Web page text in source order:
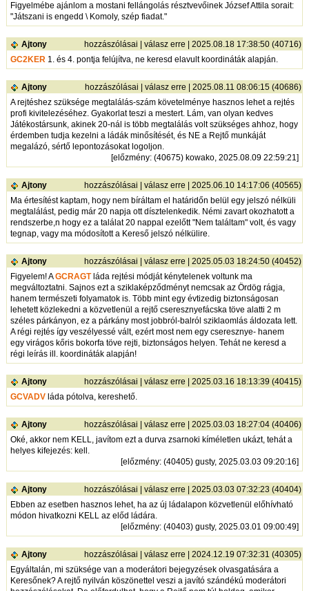
Figyelmébe ajánlom a mostani fellángolás résztvevőinek József Attila sorait:
"Játszani is engedd \ Komoly, szép fiadat."
Ajtony hozzászólásai |válasz erre | 2025.08.18 17:38:50 (40716)
GC2KER 1. és 4. pontja felújítva, ne keresd elavult koordináták alapján.
Ajtony hozzászólásai |válasz erre | 2025.08.11 08:06:15 (40686)
A rejtéshez szüksége megtalálás-szám követelménye hasznos lehet a rejtés
profi kivitelezéséhez. Gyakorlat teszi a mestert. Lám, van olyan kedves
Játékostársunk, akinek 20-nál is több megtalálás volt szükséges ahhoz, hogy
érdemben tudja kezelni a ládák minősítését, és NE a Rejtő munkáját
megalázó, sértő lepontozásokat logoljon.
[előzmény: (40675) kowako, 2025.08.09 22:59:21]
Ajtony hozzászólásai |válasz erre | 2025.06.10 14:17:06 (40565)
Ma értesítést kaptam, hogy nem bíráltam el határidőn belül egy jelszó nélküli
megtalálást, pedig már 20 napja ott dísztelenkedik. Némi zavart okozhatott a
rendszerbe,n hogy ez a találat 20 nappal ezelőtt "Nem találtam" volt, és vagy
tegnap, vagy ma módosított a Kereső jelszó nélkülire.
Ajtony hozzászólásai |válasz erre | 2025.05.03 18:24:50 (40452)
Figyelem! AGCRAGTláda rejtési módját kénytelenek voltunk ma
megváltoztatni. Sajnos ezt a sziklaképződményt nemcsak az Ördög rágja,
hanem természeti folyamatok is. Több mint egy évtizedig biztonságosan
lehetett közlekedni a közvetlenül a rejtő cseresznyefácska töve alatti 2 m
széles párkányon, ez a párkány most jobbról-balról sziklaomlás áldozata lett.
A régi rejtés így veszélyessé vált, ezért most nem egy cseresznye- hanem
egy virágos kőris bokorfa töve rejti, biztonságos helyen. Tehát ne keresd a
régi leírás ill. koordináták alapján!
Ajtony hozzászólásai |válasz erre | 2025.03.16 18:13:39 (40415)
GCVADV láda pótolva, kereshető.
Ajtony hozzászólásai |válasz erre | 2025.03.03 18:27:04 (40406)
Oké, akkor nem KELL, javítom ezt a durva zsarnoki kíméletlen ukázt, tehát a
helyes kifejezés: kell.
[előzmény: (40405) gusty, 2025.03.03 09:20:16]
Ajtony hozzászólásai |válasz erre | 2025.03.03 07:32:23 (40404)
Ebben az esetben hasznos lehet, ha az új ládalapon közvetlenül előhívható
módon hivatkozni KELL az előd ládára.
[előzmény: (40403) gusty, 2025.03.01 09:00:49]
Ajtony hozzászólásai |válasz erre | 2024.12.19 07:32:31 (40305)
Egyáltalán, mi szüksége van a moderátori bejegyzések olvasgatására a
Keresőnek? A rejtő nyilván köszönettel veszi a javító szándékú moderátori